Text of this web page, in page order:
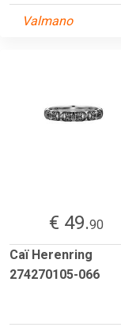
Valmano
€ 49.90
Caï Herenring
274270105-066